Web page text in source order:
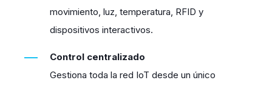
movimiento, luz, temperatura, RFID y
dispositivos interactivos.
Control centralizado
Gestiona toda la red IoT desde un único